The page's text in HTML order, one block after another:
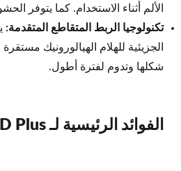
الألم أثناء الاستخدام. كما يتوفر
تكنولوجيا الربط المتقاطع المتقدمة:
الجزيئية للهلام الهيالورونيك
شكلها وتدوم لفترة أطول.
الفوائد الرئيسية لـ Elasty D Plus